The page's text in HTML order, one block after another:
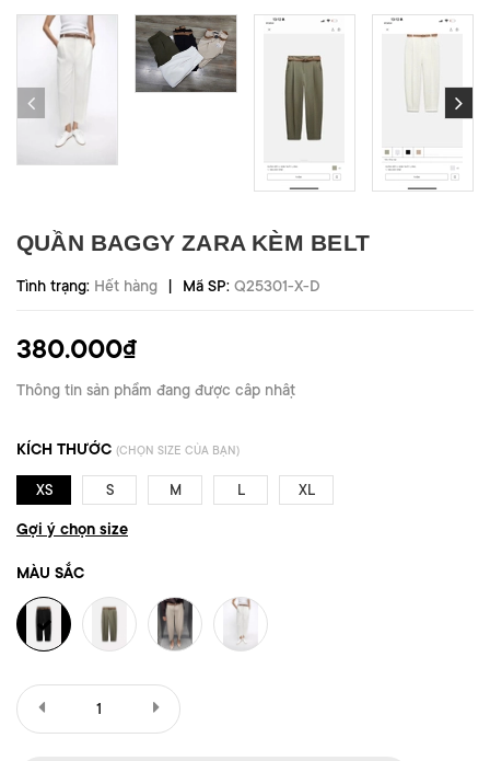
QUẦN BAGGY ZARA KÈM BELT
Tình trạng: Hết hàng | Mã SP: Q25301-X-D
380.000₫
Thông tin sản phẩm đang được cập nhật
KÍCH THƯỚC (CHỌN SIZE CỦA BẠN)
XS S M L XL
Gợi ý chọn size
MÀU SẮC